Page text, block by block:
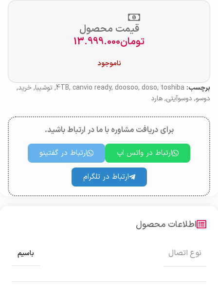
قیمت محصول
تومان13.999.000
ناموجود
برچسب: 4TB, canvio ready, doosoo, doso, toshiba
,توشیبا,خرید,
دوسو, دوسوآیتی,هارد
برای دریافت مشاوره با ما در ارتباط باشید.
ارتباط در واتس اپ ارتباط در گفتینو
ارتباط در تلگرام
اطلاعات محصول
نوع اتصال باسیم